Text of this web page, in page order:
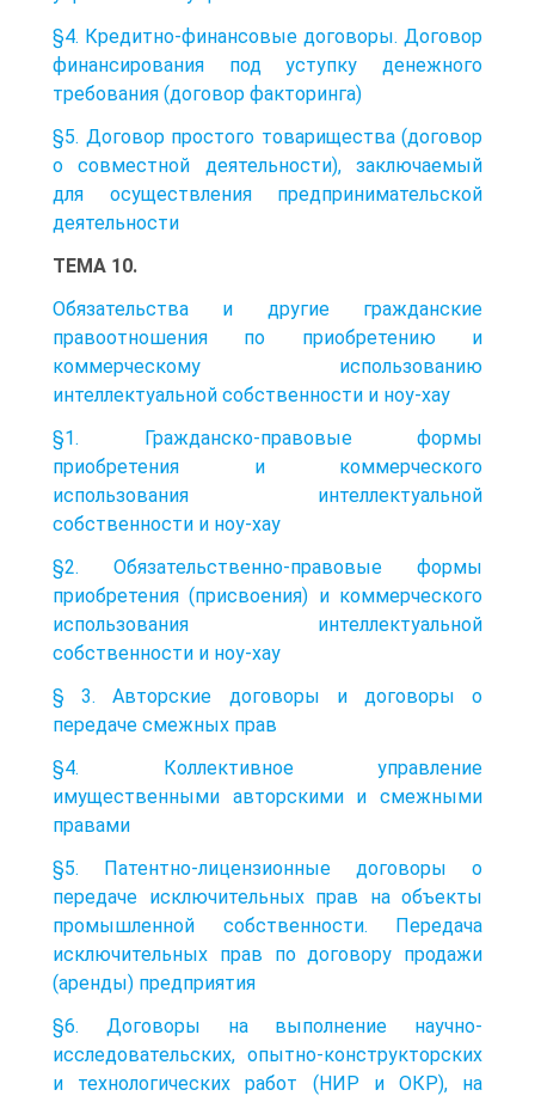
§4. Кредитно-финансовые договоры. Договор
финансирования под уступку денежного
требования (договор факторинга)
§5. Договор простого товарищества (договор
о совместной деятельности), заключаемый
для осуществления предпринимательской
деятельности
ТЕМА 10.
Обязательства и другие гражданские
правоотношения по приобретению и
коммерческому использованию
интеллектуальной собственности и ноу-хау
§1. Гражданско-правовые формы
приобретения и коммерческого
использования интеллектуальной
собственности и ноу-хау
§2. Обязательственно-правовые формы
приобретения (присвоения) и коммерческого
использования интеллектуальной
собственности и ноу-хау
§ 3. Авторские договоры и договоры о
передаче смежных прав
§4. Коллективное управление
имущественными авторскими и смежными
правами
§5. Патентно-лицензионные договоры о
передаче исключительных прав на объекты
промышленной собственности. Передача
исключительных прав по договору продажи
(аренды) предприятия
§6. Договоры на выполнение научно-
исследовательских, опытно-конструкторских
и технологических работ (НИР и ОКР), на